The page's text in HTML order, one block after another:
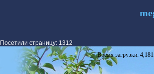
Посетили страницу: 1312
Время загрузки: